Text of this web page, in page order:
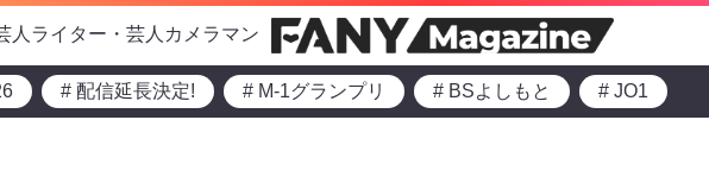
人ライター・芸人カメラマン
# 配信延長決定! # M-1グランプリ # BSよしもと # JO1